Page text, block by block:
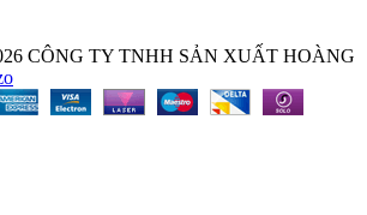
CÔNG TY TNHH SẢN XUẤT HOÀNG